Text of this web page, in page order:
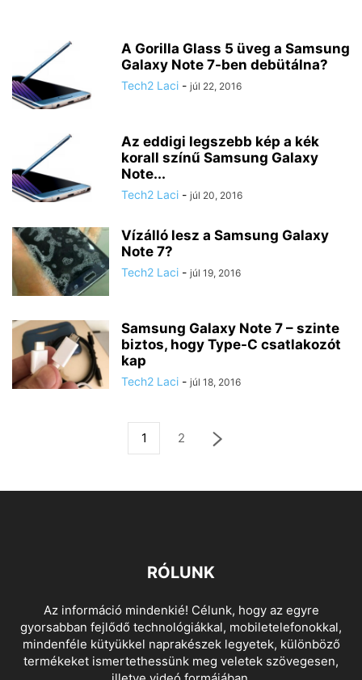
A Gorilla Glass 5 üveg a Samsung
Galaxy Note 7-ben debütálna?
Tech2 Laci - júl 22, 2016
Az eddigi legszebb kép a kék
korall színű Samsung Galaxy
Note...
Tech2 Laci - júl 20, 2016
Vízálló lesz a Samsung Galaxy
Note 7?
Tech2 Laci - júl 19, 2016
Samsung Galaxy Note 7 – szinte
biztos, hogy Type-C csatlakozót
kap
Tech2 Laci - júl 18, 2016
1 2
RÓLUNK
Az információ mindenkié! Célunk, hogy az egyre
gyorsabban fejlődő technológiákkal, mobiletelefonokkal,
mindenféle kütyükkel naprakészek legyetek, különböző
termékeket ismertethessünk meg veletek szövegesen,